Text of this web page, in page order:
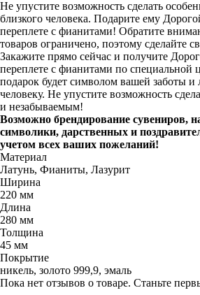
Не упустите возможность сделать
близкого человека. Подарите ему
переплете с фианитами! Обратите
товаров ограничено, поэтому сделайте
Закажите прямо сейчас и получите
переплете с фианитами по специальной
подарок будет символом вашей заботы
человеку. Не упустите возможность
и незабываемым!
Возможно брендирование сувениров,
символики, дарственных и
учетом всех ваших пожеланий!
Материал
Латунь, Фианиты, Лазурит
Ширина
220 мм
Длина
280 мм
Толщина
45 мм
Покрытие
никель, золото 999,9, эмаль
Пока нет отзывов о товаре. Станьте